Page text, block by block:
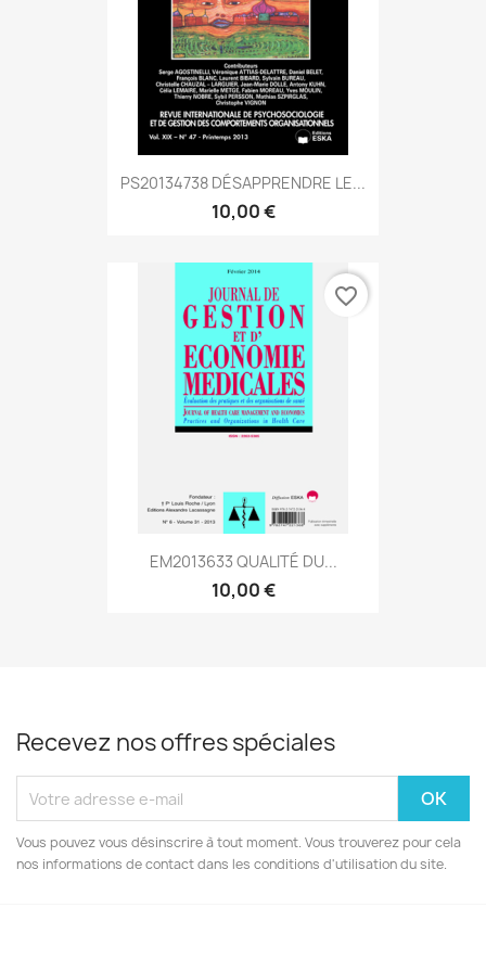
PS20134738 DÉSAPPRENDRE LE...
10,00 €
EM2013633 QUALITÉ DU...
10,00 €
favorite_border
Recevez nos offres spéciales
Vous pouvez vous désinscrire à tout moment. Vous trouverez pour cela
nos informations de contact dans les conditions d'utilisation du site.